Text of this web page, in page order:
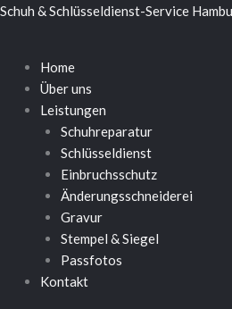
Zum
Schuh & Schlüsseldienst-Service
Menü
Home
Über uns
Leistungen
Schuhreparatur
Schlüsseldienst
Einbruchsschutz
Änderungsschneiderei
Gravur
Stempel & Siegel
Passfotos
Kontakt
Herausgeber dieser Seite:
Schlüsseldienst und Schlösserladen
Krohnstieg 2
22415 Hamburg
Tel.: +49 (0) 177 431 4569
E-Mail:info@schluesseldiensthh.de
Geschäftsführer:
Nevzet Karahan
Umsatzsteuer-ID: